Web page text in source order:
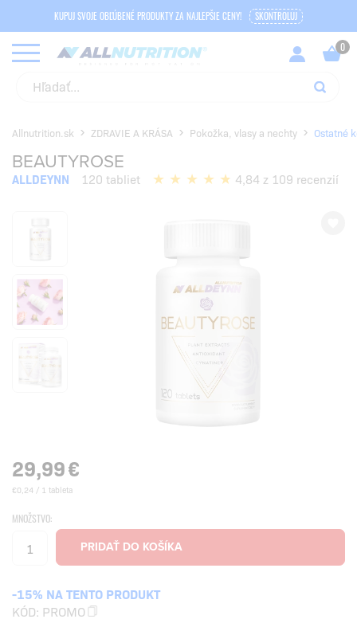
KUPUJ SVOJE OBĽÚBENÉ PRODUKTY ZA NAJLEPŠIE CENY! SKONTROLUJ
Allnutrition.sk ZDRAVIE A KRÁSA Pokožka, vlasy a nechty Ostatné
BEAUTYROSE
ALLDEYNN 120 tabliet 4,84 z 109 recenzií
29,99€
€0,24 / 1 tableta
MNOŽSTVO:
-15% NA TENTO PRODUKT
KÓD: PROMO